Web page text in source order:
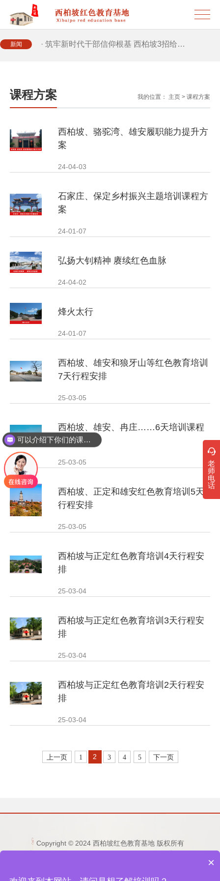
新闻
· 干部培训告别形式主义 3大西柏坡教法…
课程方案 我的位置： 主页 > 课程方案
西柏坡、骆驼湾、雄安履职能力提升方
案
24-04-03
石家庄、保定乡村振兴主题培训课程方
案
24-01-07
弘扬大钊精神 赓续红色血脉
24-04-02
烽火太行
24-01-07
西柏坡、雄安和狼牙山等红色教育培训
7天行程安排
25-03-05
西柏坡、雄安、冉庄……6天培训课程
安排
25-03-05
西柏坡、正定和雄安红色教育培训5天
行程安排
25-03-05
西柏坡与正定红色教育培训4天行程安
排
25-03-04
西柏坡与正定红色教育培训3天行程安
排
25-03-04
西柏坡与正定红色教育培训2天行程安
排
25-03-04
上一页 1 2 3 4 5 下一页
Copyright © 2024 西柏坡红色教育基地 版权所有
地址：河北省石家庄市平山县西柏坡纪念馆东侧
老
师
电
话
可以介绍下你们的课程吗？
×